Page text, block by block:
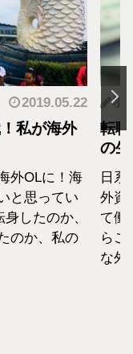
2019.05.22
私が海外
外OLに！海
と思ってい
したのか、
のか、私の
羽
転
の
日
外資
て働
らこ
な外